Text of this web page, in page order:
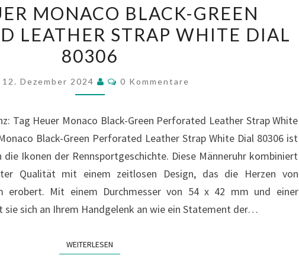
HEUER
MONACO
BLACK-
PERFORATED
STRAP
WHITE
DIAL
80306
MONACO BLACK-GREEN
LEATHER STRAP WHITE DIAL
80306
12. Dezember 2024 Kommentare
0 Kommentare
Tag Heuer Monaco Black-Green Perforated Leather Strap White
Black-Green Perforated Leather Strap White Dial 80306 ist
Ikonen der Rennsportgeschichte. Diese Männeruhr kombiniert
Qualität mit einem zeitlosen Design, das die Herzen von
erobert. Mit einem Durchmesser von 54 x 42 mm und einer
sie sich an Ihrem Handgelenk an wie ein Statement der…
WEITERLESEN